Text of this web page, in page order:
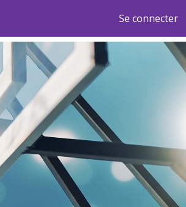
Se connecter